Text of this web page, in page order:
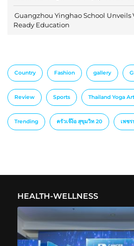
Guangzhou Yinghao School Unveils
Ready Education
Country Fashion gallery
Review Sports Thailand Yoga
Trending ครัวเจ๊ง้อ สุขุมวิท 20 เพช
HEALTH-WELLNESS